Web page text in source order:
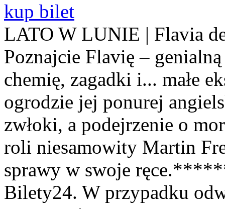
kup bilet
LATO W LUNIE | Flavia
Poznajcie Flavię –
chemię, zagadki i... małe
ogrodzie jej ponurej
zwłoki, a podejrzenie o
roli niesamowity Martin
sprawy w swoje
Bilety24. W przypadku